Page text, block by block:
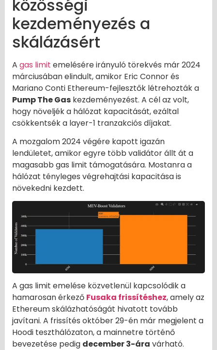
közösségi
kezdeményezés a
skálázásért
A gas limit emelésére irányuló törekvés már 2024
márciusában elindult, amikor Eric Connor és
Mariano Conti Ethereum-fejlesztők létrehozták a
Pump The Gas kezdeményezést. A cél az volt,
hogy növeljék a hálózat kapacitását, ezáltal
csökkentsék a layer-1 tranzakciós díjakat.
A mozgalom 2024 végére kapott igazán
lendületet, amikor egyre több validátor állt át a
magasabb gas limit támogatására. Mostanra a
hálózat tényleges végrehajtási kapacitása is
növekedni kezdett.
A gas limit emelése közvetlenül kapcsolódik a
hamarosan érkező Fusaka frissítéshez, amely az
Ethereum skálázhatóságát hivatott tovább
javítani. A frissítés október 29-én már megjelent a
Hoodi teszthálózaton, a mainnetre történő
bevezetése pedig december 3-ára várható.